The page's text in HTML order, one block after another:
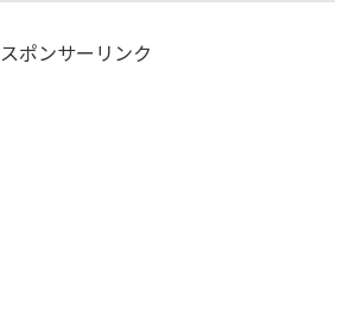
スポンサーリンク